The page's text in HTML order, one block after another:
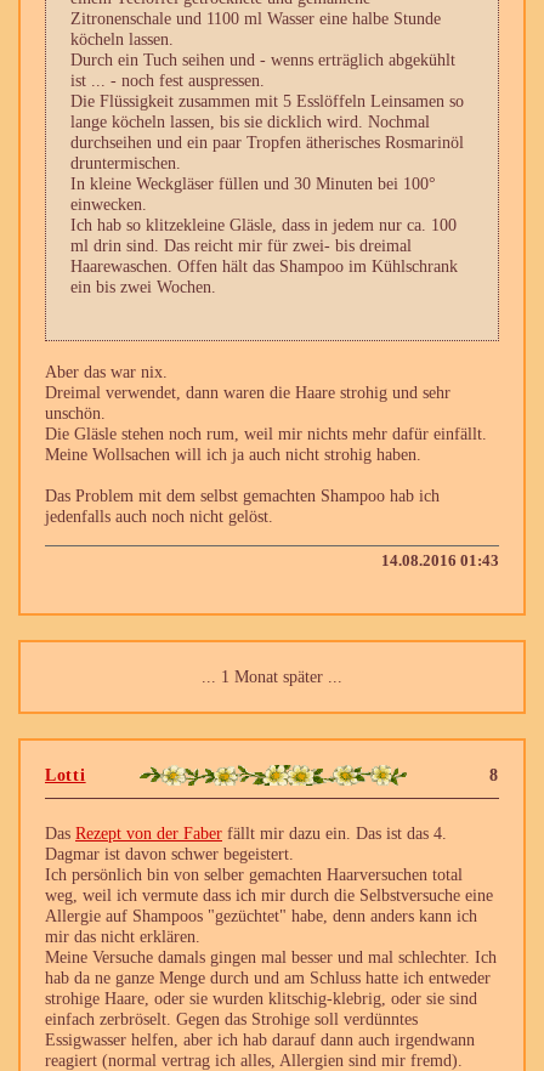
Zitronenschale und 1100 ml Wasser eine halbe Stunde
köcheln lassen.
Durch ein Tuch seihen und - wenns erträglich abgekühlt
ist ... - noch fest auspressen.
Die Flüssigkeit zusammen mit 5 Esslöffeln Leinsamen so
lange köcheln lassen, bis sie dicklich wird. Nochmal
durchseihen und ein paar Tropfen ätherisches Rosmarinöl
druntermischen.
In kleine Weckgläser füllen und 30 Minuten bei 100°
einwecken.
Ich hab so klitzekleine Gläsle, dass in jedem nur ca. 100
ml drin sind. Das reicht mir für zwei- bis dreimal
Haarewaschen. Offen hält das Shampoo im Kühlschrank
ein bis zwei Wochen.
Aber das war nix.
Dreimal verwendet, dann waren die Haare strohig und sehr
unschön.
Die Gläsle stehen noch rum, weil mir nichts mehr dafür einfällt.
Meine Wollsachen will ich ja auch nicht strohig haben.
Das Problem mit dem selbst gemachten Shampoo hab ich
jedenfalls auch noch nicht gelöst.
14.08.2016 01:43
... 1 Monat später ...
8
Lotti
Das Rezept von der Faber fällt mir dazu ein. Das ist das 4.
Dagmar ist davon schwer begeistert.
Ich persönlich bin von selber gemachten Haarversuchen total
weg, weil ich vermute dass ich mir durch die Selbstversuche eine
Allergie auf Shampoos "gezüchtet" habe, denn anders kann ich
mir das nicht erklären.
Meine Versuche damals gingen mal besser und mal schlechter. Ich
hab da ne ganze Menge durch und am Schluss hatte ich entweder
strohige Haare, oder sie wurden klitschig-klebrig, oder sie sind
einfach zerbröselt. Gegen das Strohige soll verdünntes
Essigwasser helfen, aber ich hab darauf dann auch irgendwann
reagiert (normal vertrag ich alles, Allergien sind mir fremd).